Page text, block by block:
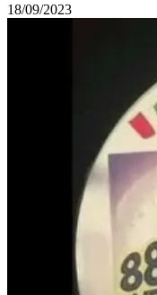
18/09/2023